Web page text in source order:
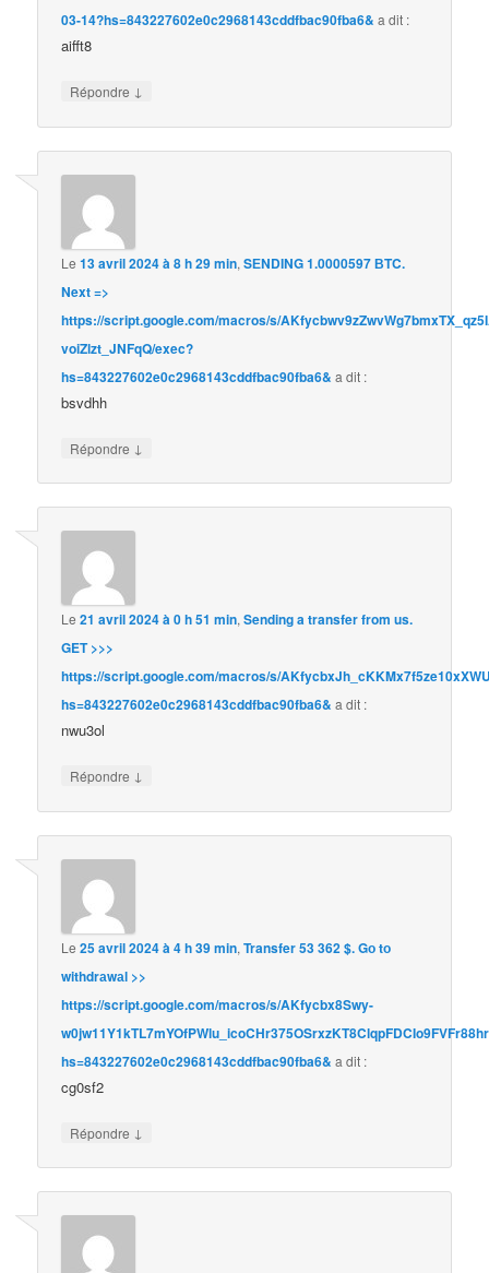
03-14?hs=843227602e0c2968143cddfbac90fba6& a dit :
aifft8
Répondre ↓
Le13 avril 2024 à 8 h 29 min,SЕNDING 1.0000597 ВTC.
Next =>
https://script.google.com/macros/s/
voiZlzt_JNFqQ/exec?
hs=843227602e0c2968143cddfbac90fba6& a dit :
bsvdhh
Répondre ↓
Le21 avril 2024 à 0 h 51 min,Sending a transfer from us.
GET >>>
https://script.google.com/macros/s/
hs=843227602e0c2968143cddfbac90fba6& a dit :
nwu3ol
Répondre ↓
Le25 avril 2024 à 4 h 39 min,Transfer 53 362 $. Gо tо
withdrаwаl >>
https://script.google.com/macros/s/AKfycbx8Swy-
hs=843227602e0c2968143cddfbac90fba6& a dit :
cg0sf2
Répondre ↓